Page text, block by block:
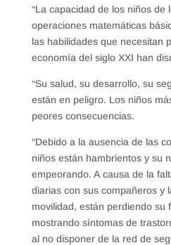
“La capacidad de los niños de
operaciones matemáticas
las habilidades que necesitan
economía del siglo XXI han
“Su salud, su desarrollo, su
están en peligro. Los niños
peores consecuencias.
“Debido a la ausencia de las
niños están hambrientos y su
empeorando. A causa de la
diarias con sus compañeros y
movilidad, están perdiendo su
mostrando síntomas de
al no disponer de la red de